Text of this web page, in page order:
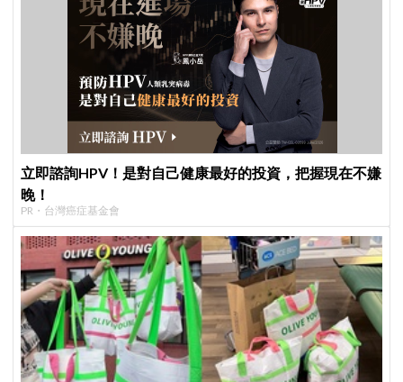
立即諮詢HPV！是對自己健康最好的投資，把握現在不嫌
晚！
PR・台灣癌症基金會